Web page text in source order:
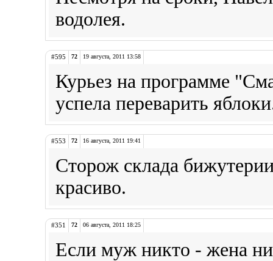
водолея.
#595 72 19 августа, 2011 13:58
Курьез на программе
успела переварить
#553 72 16 августа, 2011 19:41
Сторож склада
красиво.
#351 72 06 августа, 2011 18:25
Если муж никто - жена